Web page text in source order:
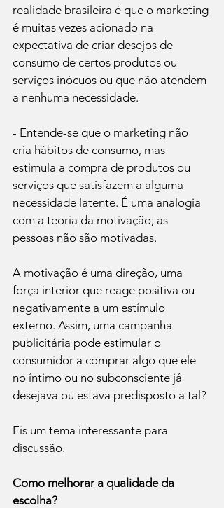
realidade brasileira é que o marketing
é muitas vezes acionado na
expectativa de criar desejos de
consumo de certos produtos ou
serviços inócuos ou que não atendem
a nenhuma necessidade.
- Entende-se que o marketing não
cria hábitos de consumo, mas
estimula a compra de produtos ou
serviços que satisfazem a alguma
necessidade latente. É uma analogia
com a teoria da motivação; as
pessoas não são motivadas.
A motivação é uma direção, uma
força interior que reage positiva ou
negativamente a um estímulo
externo. Assim, uma campanha
publicitária pode estimular o
consumidor a comprar algo que ele
no íntimo ou no subconsciente já
desejava ou estava predisposto a tal?
Eis um tema interessante para
discussão.
Como melhorar a qualidade da
escolha?